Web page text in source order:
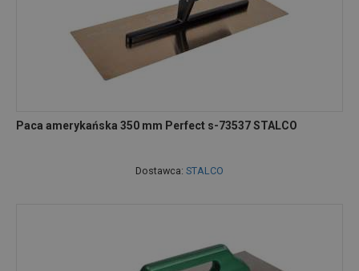
Paca amerykańska 350 mm Perfect s-73537 STALCO
Dostawca: STALCO